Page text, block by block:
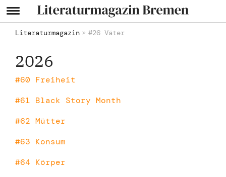
Literaturmagazin #26 Väter
2026
#60 Freiheit
#61 Black Story Month
#62 Mütter
#63 Konsum
#64 Körper